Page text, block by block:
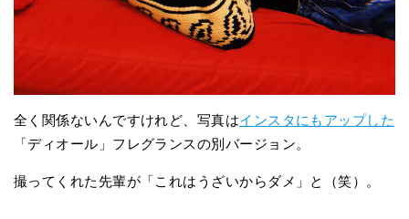
全く関係ないんですけれど、写真はインスタにもアップした
「ディオール」フレグランスの別バージョン。
撮ってくれた先輩が「これはうざいからダメ」と（笑）。